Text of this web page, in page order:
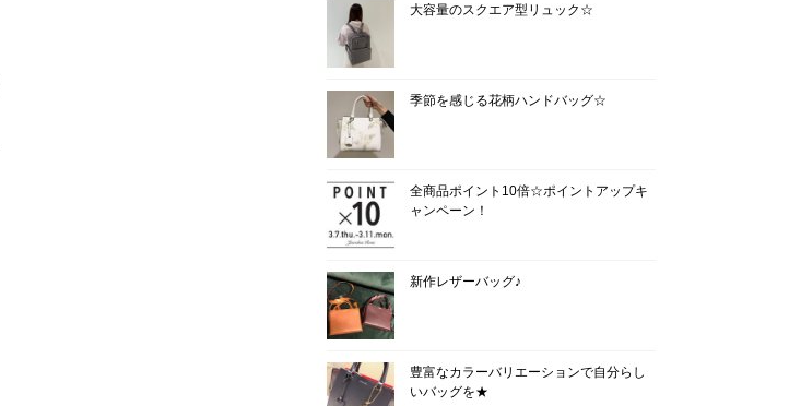
大容量のスクエア型リュック☆
季節を感じる花柄ハンドバッグ☆
全商品ポイント10倍☆ポイントアップキ
ャンペーン！
新作レザーバッグ♪
豊富なカラーバリエーションで自分らし
いバッグを★